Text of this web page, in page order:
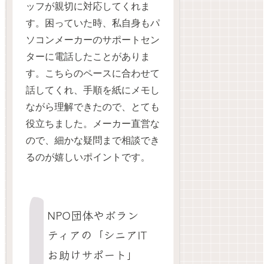
ッフが親切に対応してくれま
す。困っていた時、私自身もパ
ソコンメーカーのサポートセン
ターに電話したことがありま
す。こちらのペースに合わせて
話してくれ、手順を紙にメモし
ながら理解できたので、とても
役立ちました。メーカー直営な
ので、細かな疑問まで相談でき
るのが嬉しいポイントです。
NPO団体やボラン
ティアの「シニアIT
お助けサポート」